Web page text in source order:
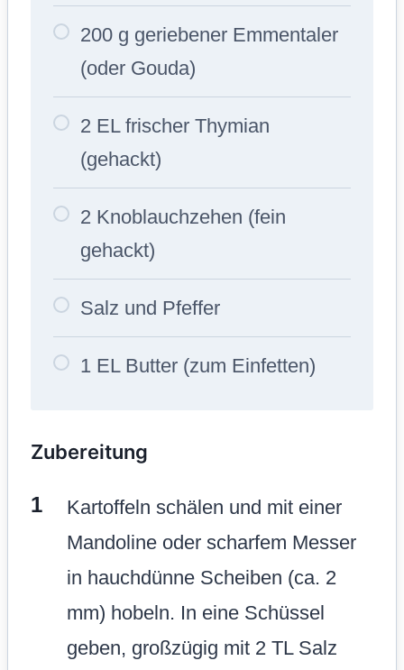
200 g geriebener Emmentaler
(oder Gouda)
2 EL frischer Thymian
(gehackt)
2 Knoblauchzehen (fein
gehackt)
Salz und Pfeffer
1 EL Butter (zum Einfetten)
Zubereitung
Kartoffeln schälen und mit einer
Mandoline oder scharfem Messer
in hauchdünne Scheiben (ca. 2
mm) hobeln. In eine Schüssel
geben, großzügig mit 2 TL Salz